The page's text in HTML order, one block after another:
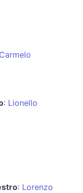
Carmelo
: Lionello
: Lorenzo